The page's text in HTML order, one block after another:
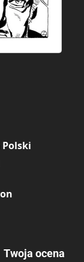
Twoja ocena